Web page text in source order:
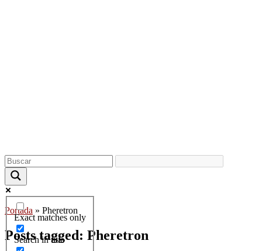
Exact matches only
Search in title
Portada » Pheretron
Posts tagged: Pheretron